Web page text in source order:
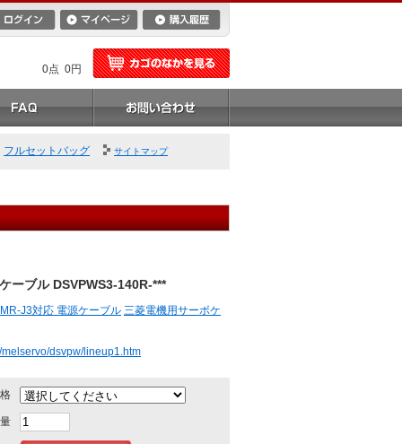
0点 0円
フルセットバッグ サイトマップ
ーブル DSVPWS3-140R-***
MR-J3対応 電源ケーブル 三菱電機用サーボケ
dsvpw/lineup1.htm